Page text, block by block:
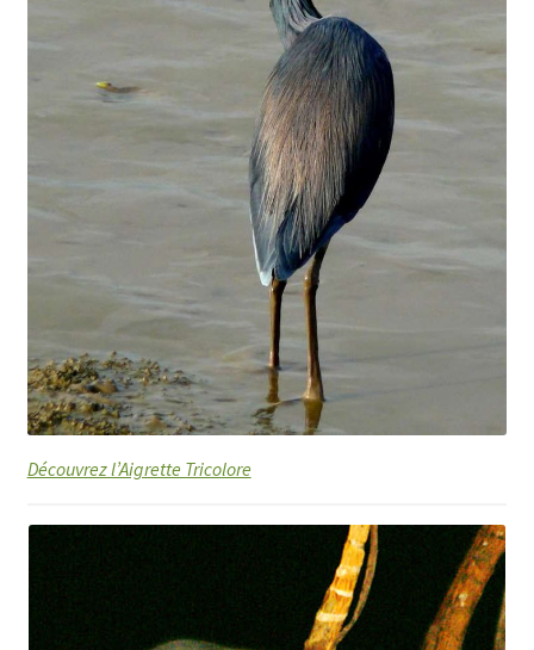
Découvrez l’Aigrette Tricolore